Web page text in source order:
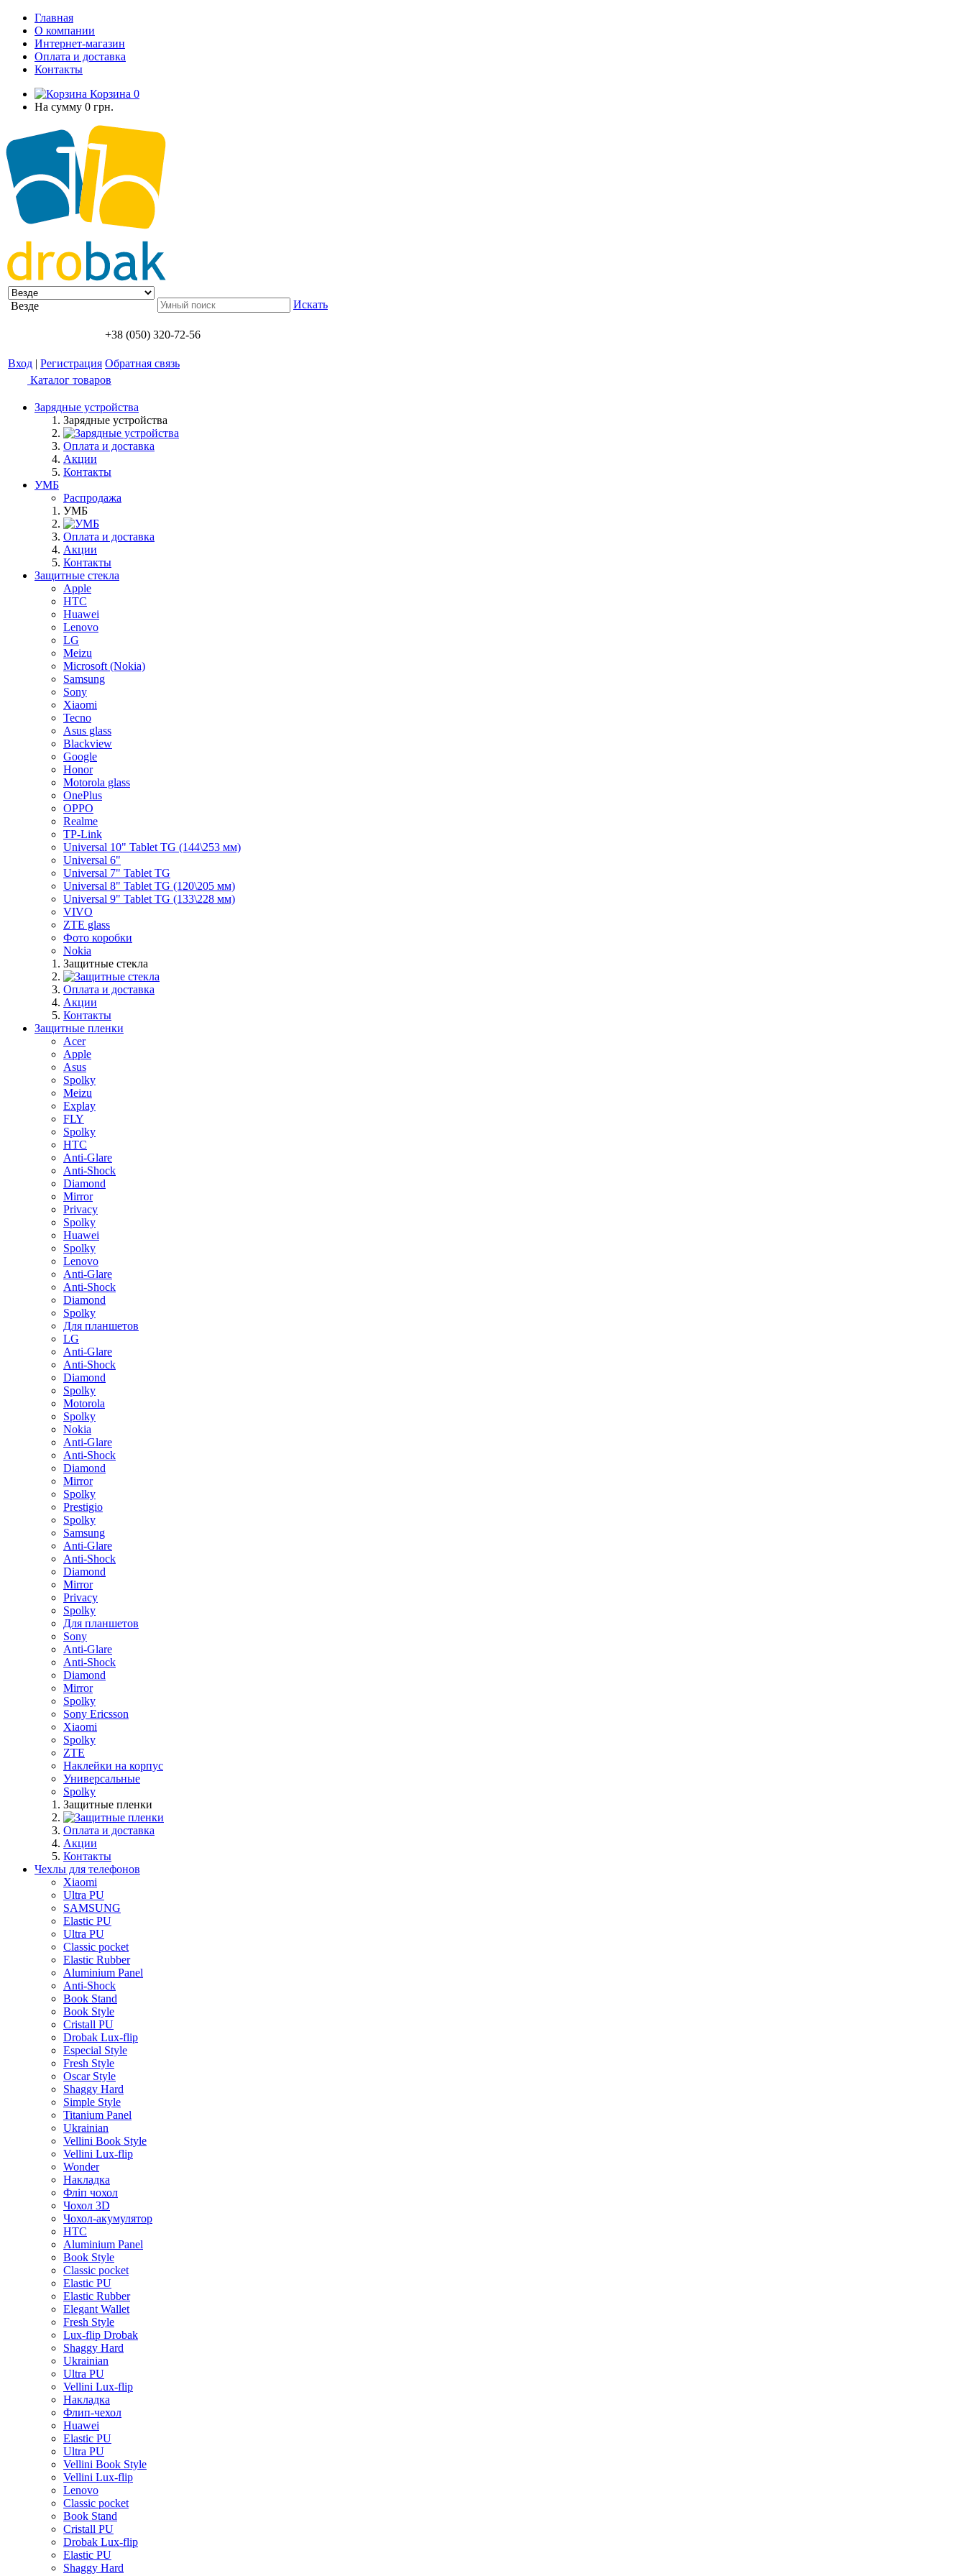
Главная
О компании
Интернет-магазин
Оплата и доставка
Контакты
Корзина 0
На сумму 0 грн.
Везде Искать
+38 (050) 320-72-56
Вход | Регистрация Обратная связь
Каталог товаров
Зарядные устройства
Зарядные устройства
Оплата и доставка
Акции
Контакты
УМБ
Распродажа
УМБ
Оплата и доставка
Акции
Контакты
Защитные стекла
Apple
HTC
Huawei
Lenovo
LG
Meizu
Microsoft (Nokia)
Samsung
Sony
Xiaomi
Tecno
Asus glass
Blackview
Google
Honor
Motorola glass
OnePlus
OPPO
Realme
TP-Link
Universal 10" Tablet TG (144\253 мм)
Universal 6"
Universal 7" Tablet TG
Universal 8" Tablet TG (120\205 мм)
Universal 9" Tablet TG (133\228 мм)
VIVO
ZTE glass
Фото коробки
Nokia
Защитные стекла
Оплата и доставка
Акции
Контакты
Защитные пленки
Acer
Apple
Asus
Spolky
Meizu
Explay
FLY
Spolky
HTC
Anti-Glare
Anti-Shock
Diamond
Mirror
Privacy
Spolky
Huawei
Spolky
Lenovo
Anti-Glare
Anti-Shock
Diamond
Spolky
Для планшетов
LG
Anti-Glare
Anti-Shock
Diamond
Spolky
Motorola
Spolky
Nokia
Anti-Glare
Anti-Shock
Diamond
Mirror
Spolky
Prestigio
Spolky
Samsung
Anti-Glare
Anti-Shock
Diamond
Mirror
Privacy
Spolky
Для планшетов
Sony
Anti-Glare
Anti-Shock
Diamond
Mirror
Spolky
Sony Ericsson
Xiaomi
Spolky
ZTE
Наклейки на корпус
Универсальные
Spolky
Защитные пленки
Оплата и доставка
Акции
Контакты
Чехлы для телефонов
Xiaomi
Ultra PU
SAMSUNG
Elastic PU
Ultra PU
Classic pocket
Elastic Rubber
Aluminium Panel
Anti-Shock
Book Stand
Book Style
Cristall PU
Drobak Lux-flip
Especial Style
Fresh Style
Oscar Style
Shaggy Hard
Simple Style
Titanium Panel
Ukrainian
Vellini Book Style
Vellini Lux-flip
Wonder
Накладка
Фліп чохол
Чохол 3D
Чохол-акумулятор
HTC
Aluminium Panel
Book Style
Classic pocket
Elastic PU
Elastic Rubber
Elegant Wallet
Fresh Style
Lux-flip Drobak
Shaggy Hard
Ukrainian
Ultra PU
Vellini Lux-flip
Накладка
Флип-чехол
Huawei
Elastic PU
Ultra PU
Vellini Book Style
Vellini Lux-flip
Lenovo
Classic pocket
Book Stand
Cristall PU
Drobak Lux-flip
Elastic PU
Shaggy Hard